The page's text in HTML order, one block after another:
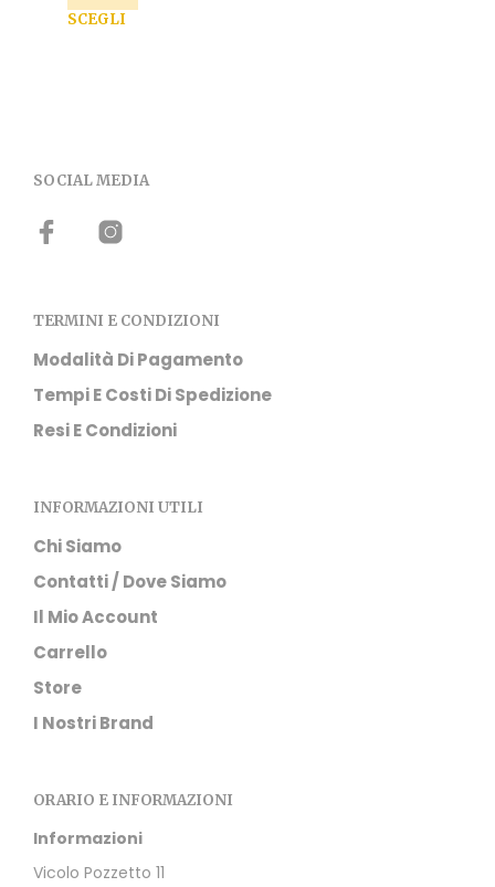
SCEGLI
SOCIAL MEDIA
TERMINI E CONDIZIONI
Modalità Di Pagamento
Tempi E Costi Di Spedizione
Resi E Condizioni
INFORMAZIONI UTILI
Chi Siamo
Contatti / Dove Siamo
Il Mio Account
Carrello
Store
I Nostri Brand
ORARIO E INFORMAZIONI
Informazioni
Vicolo Pozzetto 11